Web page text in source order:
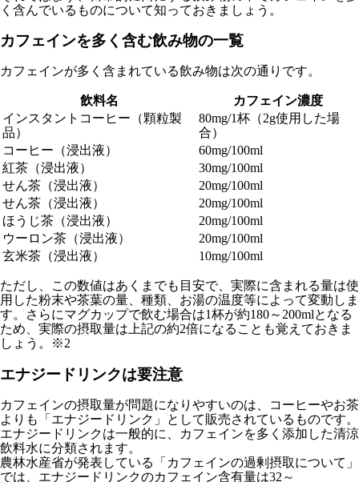
く含んでいるものについて知っておきましょう。
カフェインを多く含む飲み物の一覧
カフェインが多く含まれている飲み物は次の通りです。
飲料名
カフェイン濃度
インスタントコーヒー（顆粒製
品）
80mg/1杯（2g使用した場
合）
コーヒー（浸出液）
60mg/100ml
紅茶（浸出液）
30mg/100ml
せん茶（浸出液）
20mg/100ml
せん茶（浸出液）
20mg/100ml
ほうじ茶（浸出液）
20mg/100ml
ウーロン茶（浸出液）
20mg/100ml
玄米茶（浸出液）
10mg/100ml
ただし、この数値はあくまでも目安で、実際に含まれる量は使
用した粉末や茶葉の量、種類、お湯の温度等によって変動しま
す。さらにマグカップで飲む場合は1杯が約180～200mlとなる
ため、実際の摂取量は上記の約2倍になることも覚えておきま
しょう。※2
エナジードリンクは要注意
カフェインの摂取量が問題になりやすいのは、コーヒーやお茶
よりも「エナジードリンク」として販売されているものです。
エナジードリンクは一般的に、カフェインを多く添加した清涼
飲料水に分類されます。
農林水産省が発表している「カフェインの過剰摂取について」
では、エナジードリンクのカフェイン含有量は32～